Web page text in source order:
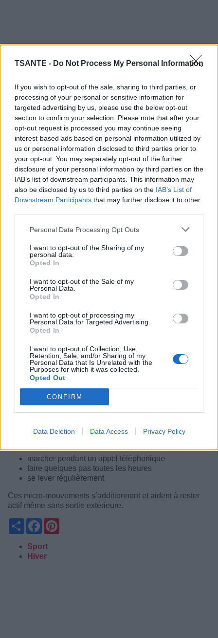
TSANTE - Do Not Process My Personal Information
If you wish to opt-out of the sale, sharing to third parties, or
processing of your personal or sensitive information for
targeted advertising by us, please use the below opt-out
section to confirm your selection. Please note that after your
opt-out request is processed you may continue seeing
interest-based ads based on personal information utilized by
us or personal information disclosed to third parties prior to
your opt-out. You may separately opt-out of the further
disclosure of your personal information by third parties on the
IAB’s list of downstream participants. This information may
also be disclosed by us to third parties on the IAB’s List of
Downstream Participants that may further disclose it to other
Personal Data Processing Opt Outs
I want to opt-out of the Sharing of my
personal data.
Opted In
I want to opt-out of the Sale of my
Personal Data.
Opted In
I want to opt-out of processing my
Personal Data for Targeted Advertising.
Opted In
I want to opt-out of Collection, Use,
Retention, Sale, and/or Sharing of my
Personal Data that Is Unrelated with the
Purposes for which it was collected.
Opted Out
CONFIRM
Data Deletion Data Access Privacy Policy
🪜 1. Les escaliers : l’allié insoupçonné
Si vous vivez dans un immeuble ou une maison à étages,
les escaliers sont un excellent exercice cardio. Monter et
descendre plusieurs fois quelques étages sollicite le cœur,
les jambes et le souffle.
➡️ Astuce : allez à votre rythme, sans forcer, et privilégiez
des séries courtes mais régulières.
🏠 2. Bouger chez soi sans matériel
fentes
gainage
jumping jacks
réveiller les muscles.
🧘‍♀️ 3. Yoga, stretching ou pilates
Ces disciplines douces sont idéales en hiver. Elles
améliorent la souplesse, réduisent le stress et limitent les
🎶 4. Danser pour faire le plein d’énergie
Mettre de la musique et danser 15 à 20 minutes est un
excellent moyen de brûler des calories sans s’en rendre
compte, tout en boostant le moral.
marcher pendant un appel téléphonique
faire quelques pas toutes les heures
se lever régulièrement
Ces micro-mouvements s’additionnent et aident à rester
actif même sans sortie extérieure.
PartagerFacebook
Sport
Hiver